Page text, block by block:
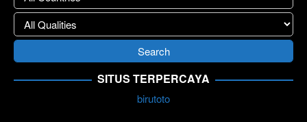
SITUS TERPERCAYA
birutoto